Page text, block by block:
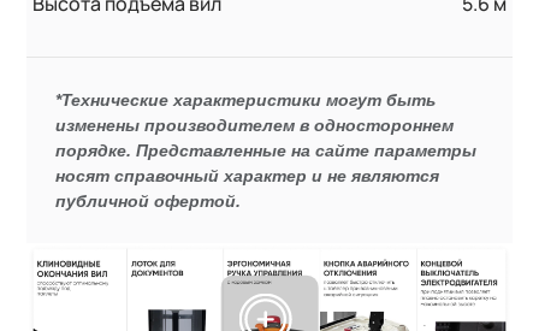
*Технические характеристики могут быть
изменены производителем в одностороннем
порядке. Представленные на сайте параметры
носят справочный характер и не являются
публичной офертой.